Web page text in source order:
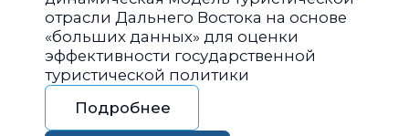
отрасли Дальнего Востока на основе
«больших данных» для оценки
эффективности государственной
туристической политики
Подробнее